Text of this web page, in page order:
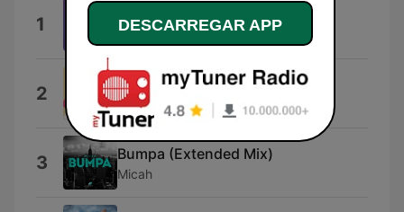
1 Poppy Baskcomb
2 Sun Is Back
SaraoMusic
3 Bumpa (Extended Mix)
Micah
DESCARREGAR APP